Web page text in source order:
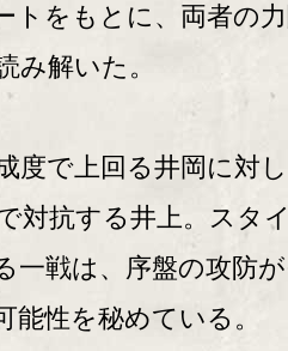
トをもとに、両者の
み解いた。
度で上回る井岡に対
対抗する井上。スタ
一戦は、序盤の攻防
能性を秘めている。